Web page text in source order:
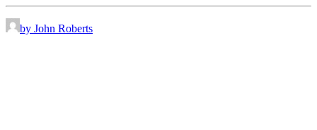
by John Roberts